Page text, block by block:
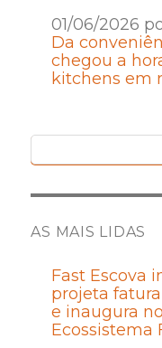
01/06/2026
Da
chegou a
kitchens em
AS MAIS LIDAS
Fast Escova
projeta
e inaugura
Ecossistema